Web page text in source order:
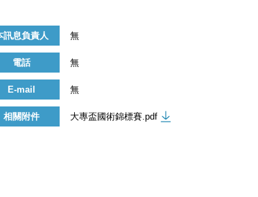
訊息負責人 無
電話 無
E-mail 無
相關附件 大專盃國術錦標賽.pdf